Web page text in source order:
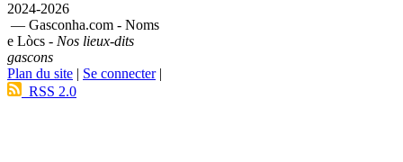
2024-2026
— Gasconha.com - Noms
e Lòcs - Nos lieux-dits
gascons
Plan du site | Se connecter|
RSS 2.0